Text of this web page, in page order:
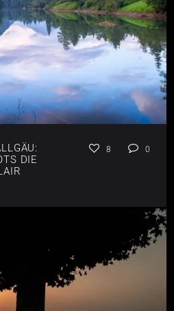
DIE
8 0